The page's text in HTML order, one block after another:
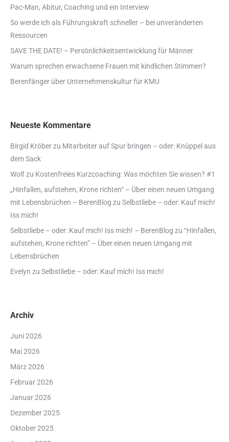
Pac-Man, Abitur, Coaching und ein Interview
So werde ich als Führungskraft schneller – bei unveränderten
Ressourcen
SAVE THE DATE! – Persönlichkeitsentwicklung für Männer
Warum sprechen erwachsene Frauen mit kindlichen Stimmen?
Berenfänger über Unternehmenskultur für KMU
Neueste Kommentare
Birgid Kröberzu Mitarbeiter auf Spur bringen – oder: Knüppel aus
dem Sack
Wolfzu Kostenfreies Kurzcoaching: Was möchten Sie wissen? #1
„Hinfallen, aufstehen, Krone richten“ – Über einen neuen Umgang
mit Lebensbrüchen – BerenBlog zu Selbstliebe – oder: Kauf mich!
Iss mich!
Selbstliebe – oder: Kauf mich! Iss mich! – BerenBlog zu “Hinfallen,
aufstehen, Krone richten” – Über einen neuen Umgang mit
Lebensbrüchen
Evelyn zu Selbstliebe – oder: Kauf mich! Iss mich!
Archiv
Juni 2026
Mai 2026
März 2026
Februar 2026
Januar 2026
Dezember 2025
Oktober 2025